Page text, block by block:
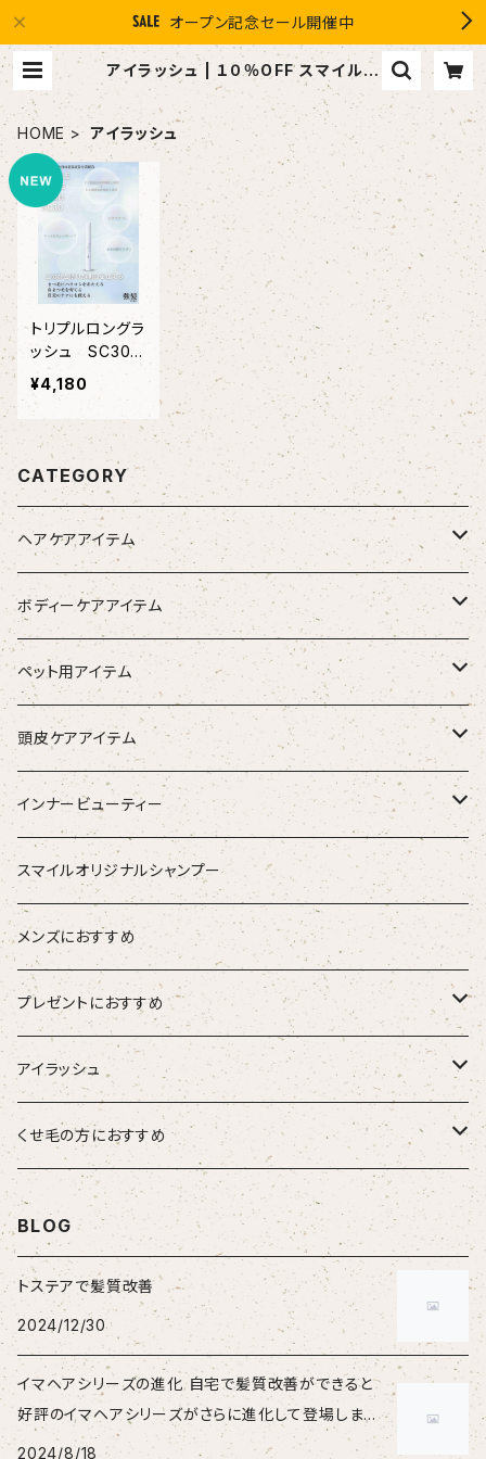
オープン記念セール開催中
アイラッシュ | １０％OFF スマイルグ
ループ感謝店 #イマヘア the U 強
HOME
アイラッシュ
トリプルロングラ
ッシュ SC30
再生医療で注目
の美容成分を高
配合 TRIPLE L
ONG LUSH SC
30
¥4,180
CATEGORY
ヘアケアアイテム
シャンプー
トリートメント（インバス）
トリートメント（アウトバス）
スタイリング器具
ストレートアイロン
ブラシ
スタイリング剤
ETORAS エトラス
hairU ハイル
ボディーケアアイテム
除毛クリーム
化粧水
ペット用アイテム
ワンちゃん用
ブラシ
頭皮ケアアイテム
強髪
nine
スキャルプブラシ
インナービューティー
青粒
海活潤
エステプロラボ
スマイルオリジナルシャンプー
メンズにおすすめ
プレゼントにおすすめ
大人女性
男性
女性
アイラッシュ
HSC強髪
くせ毛の方におすすめ
suwae（スワエ）
BLOG
トステアで髪質改善
2024/12/30
イマヘアシリーズの進化 自宅で髪質改善ができると
好評のイマヘアシリーズがさらに進化して登場しまし
た。
2024/8/18